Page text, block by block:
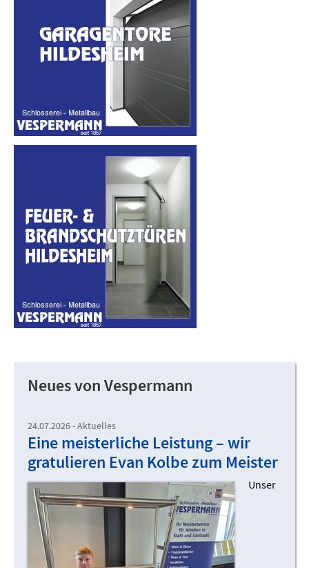
Neues von Vespermann
24.07.2026 - Aktuelles
Eine meisterliche Leistung – wir
gratulieren Evan Kolbe zum Meister
Unser